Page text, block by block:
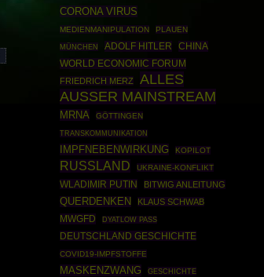
CORONA VIRUS
MEDIENMANIPULATION
PLAUEN
MÜNCHEN
ADOLF HITLER
CHINA
WORLD ECONOMIC FORUM
FRIEDRICH MERZ
ALLES
AUSSER MAINSTREAM
MRNA GÖTTINGEN
TRANSKOMMUNIKATION
IMPFNEBENWIRKUNG KOPILOT
RUSSLAND UKRAINE-KONFLIKT
WLADIMIR PUTIN BITWIG ANLEITUNG
QUERDENKEN KLAUS SCHWAB
MWGFD DYATLOW PASS
DEUTSCHLAND GESCHICHTE
COVID19-IMPFSTOFFE
MASKENZWANG GESCHICHTE